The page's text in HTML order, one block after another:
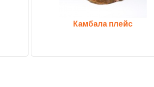
Камбала плейс